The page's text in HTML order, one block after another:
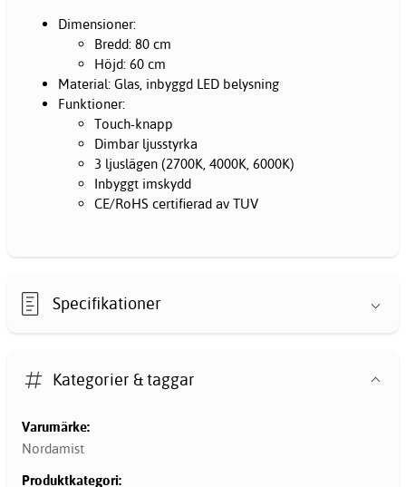
Dimensioner:
​Bredd: 80 cm
Höjd: 60 cm
Material: Glas, inbyggd LED belysning
Funktioner:​
Touch-knapp
Dimbar ljusstyrka
3 ljuslägen (2700K, 4000K, 6000K)
Inbyggt imskydd
CE/RoHS certifierad av TUV
Specifikationer
Kategorier & taggar
Varumärke:
Nordamist
Produktkategori: